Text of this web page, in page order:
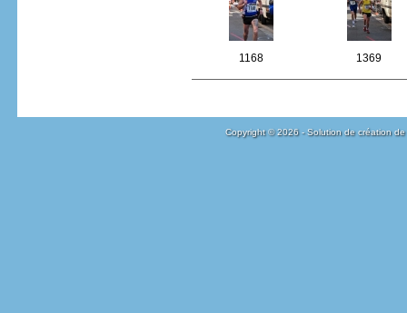
1168 1369
Copyright © 2026 - Solution de création